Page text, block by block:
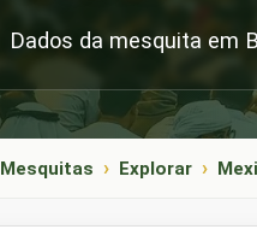
Dados da mesquita em
Mesquitas Explorar